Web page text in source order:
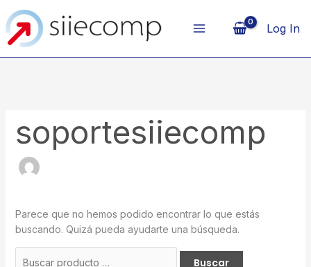
al
contenido
Log In
soportesiiecomp
Parece que no hemos podido encontrar lo que estás
buscando. Quizá pueda ayudarte una búsqueda.